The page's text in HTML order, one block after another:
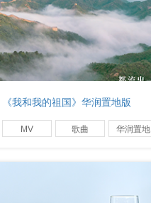
《我和我的祖国》华润置地版
MV 歌曲 华润置地